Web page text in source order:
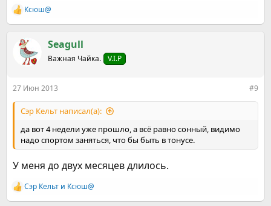
Р
е
Ксюш@
Seagull
Важная Чайка. V.I.P
27 Июн 2013 #9
Сэр Кельт написал(а):
да вот 4 недели уже прошло, а всё равно сонный, видимо
надо спортом заняться, что бы быть в тонусе.
У меня до двух месяцев длилось.
Р
е
Сэр Кельт и Ксюш@